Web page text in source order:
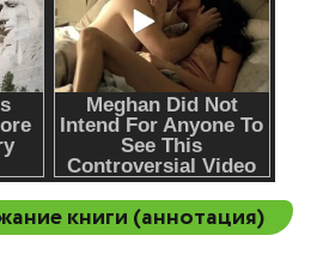
книги (аннотация)